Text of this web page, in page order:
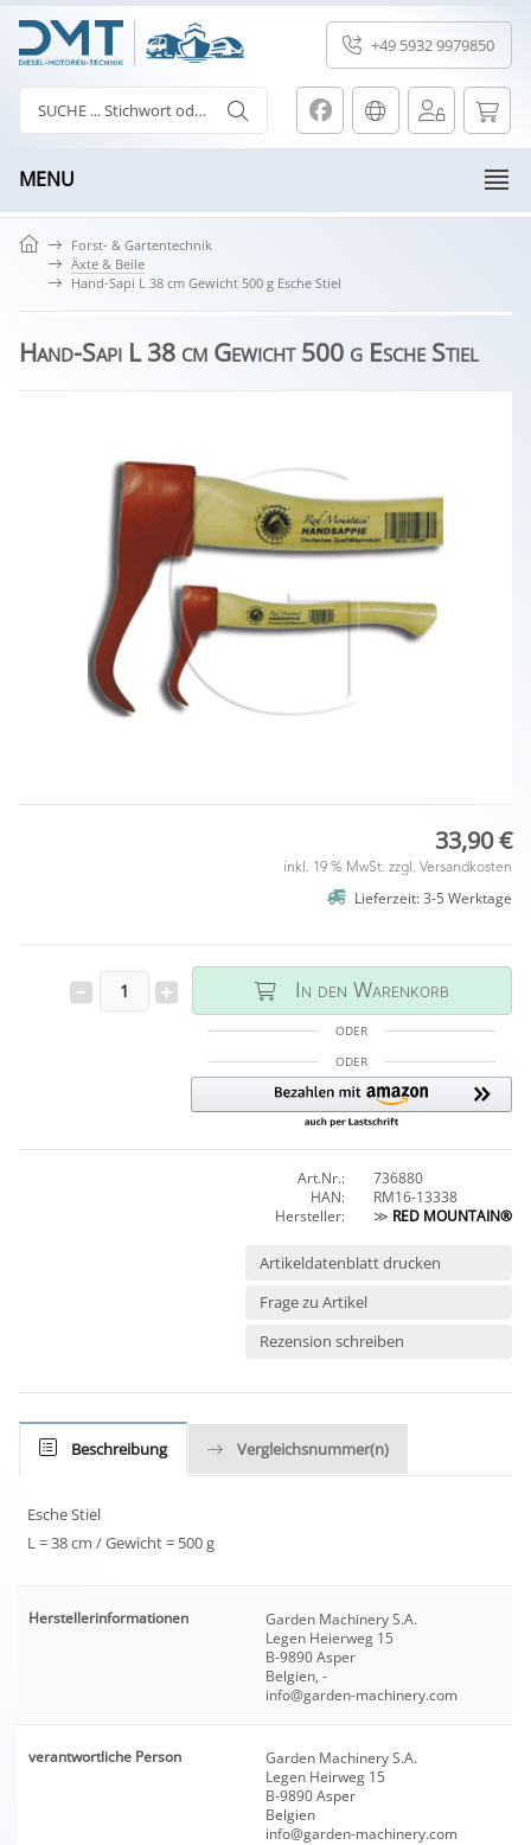
+49 5932 9979850
MENU
Forst- & Gartentechnik
Äxte & Beile
Hand-Sapi L 38 cm Gewicht 500 g Esche Stiel
Hand-Sapi L 38 cm Gewicht 500 g Esche Stiel
33,90 €
inkl. 19 % MwSt. zzgl. Versandkosten
Lieferzeit: 3-5 Werktage
In den Warenkorb
ODER
ODER
Art.Nr.:
736880
HAN:
RM16-13338
Hersteller:
≫ RED MOUNTAIN®
Artikeldatenblatt drucken
Frage zu Artikel
Rezension schreiben
Beschreibung Vergleichsnummer(n)
Esche Stiel
L = 38 cm / Gewicht = 500 g
Herstellerinformationen
Garden Machinery S.A.
Legen Heierweg 15
B-9890 Asper
Belgien, -
info@garden-machinery.com
verantwortliche Person
Garden Machinery S.A.
Legen Heirweg 15
B-9890 Asper
Belgien
info@garden-machinery.com